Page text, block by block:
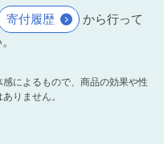
寄付履歴
から行って
によるもので、商品の効果や性
りません。